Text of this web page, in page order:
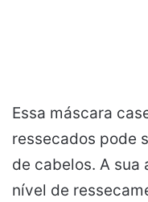
Essa máscara
ressecados pode
de cabelos. A
nível de